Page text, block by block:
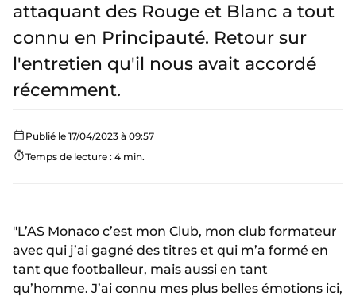
attaquant des Rouge et Blanc a tout
connu en Principauté. Retour sur
l'entretien qu'il nous avait accordé
récemment.
Publié le 17/04/2023 à 09:57
Temps de lecture : 4 min.
"L’AS Monaco c’est mon Club, mon club formateur
avec qui j’ai gagné des titres et qui m’a formé en
tant que footballeur, mais aussi en tant
qu’homme. J’ai connu mes plus belles émotions ici,